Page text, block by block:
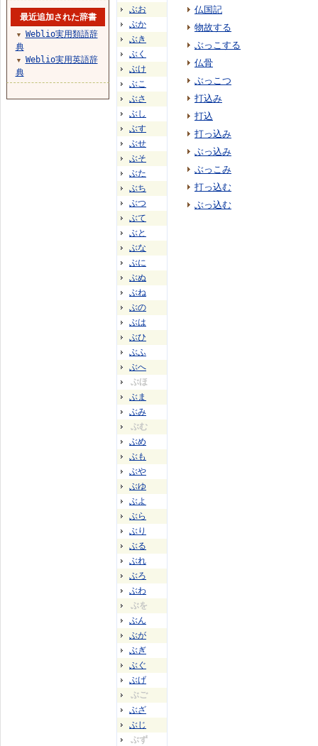
ぶお
ぶか
ぶき
ぶく
ぶけ
ぶこ
ぶさ
ぶし
ぶす
ぶせ
ぶそ
ぶた
ぶち
ぶつ
ぶて
ぶと
ぶな
ぶに
ぶぬ
ぶね
ぶの
ぶは
ぶひ
ぶふ
ぶへ
ぶほ
ぶま
ぶみ
ぶむ
ぶめ
ぶも
ぶや
ぶゆ
ぶよ
ぶら
ぶり
ぶる
ぶれ
ぶろ
ぶわ
ぶを
ぶん
ぶが
ぶぎ
ぶぐ
ぶげ
ぶご
ぶざ
ぶじ
ぶず
仏国記
物故する
ぶっこする
仏骨
ぶっこつ
打込み
打込
打っ込み
ぶっ込み
ぶっこみ
打っ込む
ぶっ込む
最近追加された辞書
▼
Weblio実用類語辞
典
▼
Weblio実用英語辞
典